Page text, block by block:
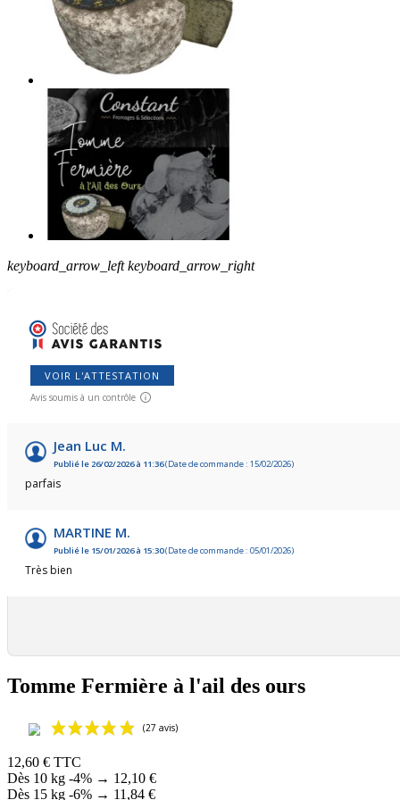
keyboard_arrow_left keyboard_arrow_right
VOIR L'ATTESTATION
Avis soumis à un contrôle
Jean Luc M.
Publié le 26/02/2026 à 11:36(Date de commande : 15/02/2026)
parfais
MARTINE M.
Publié le 15/01/2026 à 15:30(Date de commande : 05/01/2026)
Très bien
Tomme Fermière à l'ail des ours
12,60 € TTC
Dès 10 kg -4% → 12,10 €
Dès 15 kg -6% → 11,84 €